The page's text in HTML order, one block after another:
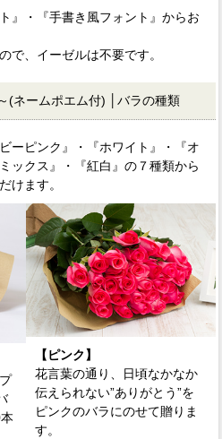
』・『手書き風フォント』からお
で、イーゼルは不要です。
ネームポエム付) │バラの種類
ーピンク』・『ホワイト』・『オ
ックス』・『紅白』の７種類から
けます。
【ピンク】
花言葉の通り、日頃なかなか
伝えられない”ありがとう”を
ピンクのバラにのせて贈りま
す。